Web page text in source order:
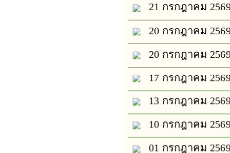
21 กรกฎาคม
20 กรกฎาคม
20 กรกฎาคม
17 กรกฎาคม
13 กรกฎาคม
10 กรกฎาคม
01 กรกฎาคม